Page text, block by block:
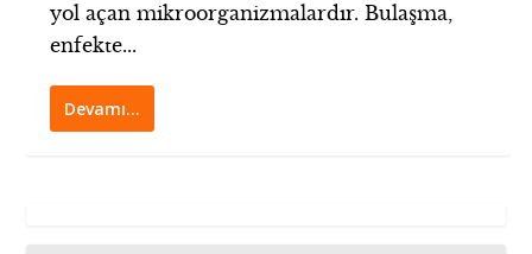
yol açan mikroorganizmalardır. Bulaşma,
enfekte...
Devamı…